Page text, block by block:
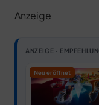
Anzeige
ANZEIGE ·
Neu eröffnet